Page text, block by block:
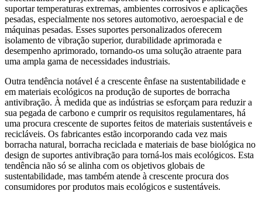
suportar temperaturas extremas, ambientes corrosivos e aplicações
pesadas, especialmente nos setores automotivo, aeroespacial e de
máquinas pesadas. Esses suportes personalizados oferecem
isolamento de vibração superior, durabilidade aprimorada e
desempenho aprimorado, tornando-os uma solução atraente para
uma ampla gama de necessidades industriais.
Outra tendência notável é a crescente ênfase na sustentabilidade e
em materiais ecológicos na produção de suportes de borracha
antivibração. À medida que as indústrias se esforçam para reduzir a
sua pegada de carbono e cumprir os requisitos regulamentares, há
uma procura crescente de suportes feitos de materiais sustentáveis ​​e
recicláveis. Os fabricantes estão incorporando cada vez mais
borracha natural, borracha reciclada e materiais de base biológica no
design de suportes antivibração para torná-los mais ecológicos. Esta
tendência não só se alinha com os objetivos globais de
sustentabilidade, mas também atende à crescente procura dos
consumidores por produtos mais ecológicos e sustentáveis.